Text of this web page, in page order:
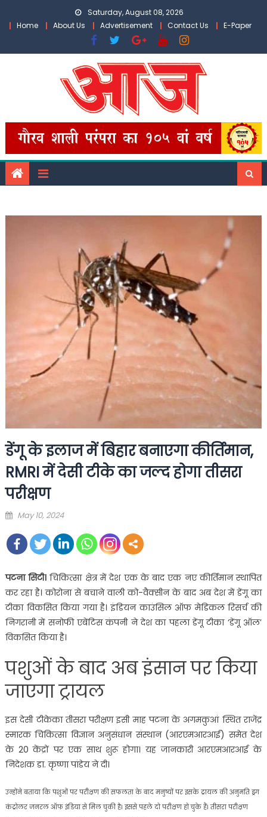
Saturday, August 08, 2026
Home
About Us Advertisement Contact Us E-Paper
डेंगू के इलाज में बिहार बनाएगा कीर्तिमान,
RMRI में देसी टीके का जल्द होगा तीसरा
परीक्षण
Posted
May 10, 2024
पटना सिटी।चिकित्सा क्षेत्र में देश एक के बाद एक नए कीर्तिमान स्थापित
कर रहा है। कोरोना से बचाने वाली को-वैक्सीन के बाद अब देश में डेंगू का
टीका विकसित किया गया है। इंडियन काउंसिल ऑफ मेडिकल रिसर्च की
निगरानी में सनोफी एबेंटिस कंपनी ने देश का पहला डेंगू टीका ‘डेंगू ऑल’
विकसित किया है।
पशुओं के बाद अब इंसान पर किया
जाएगा ट्रायल
इस देसी टीकेका तीसरा परीक्षण इसी माह पटना के अगमकुआं स्थित राजेंद्र
स्मारक चिकित्सा विज्ञान अनुसंधान संस्थान (आरएमआरआई) समेत देश
के 20 केंद्रों पर एक साथ शुरू होगा। यह जानकारी आरएमआरआई के
निदेशक डा. कृष्णा पांडेय ने दी।
उन्होंने बताया कि पशुओं पर परीक्षण की सफलता के बाद मनुष्यों पर इसके ट्रायल की अनुमति ड्रग
कंट्रोलर जनरल ऑफ इंडिया से मिल चुकी है। इससे पहले दो परीक्षण हो चुके हैं। तीसरा परीक्षण